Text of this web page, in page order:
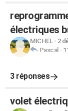
électriques
MICHEL- 2
Pascal -
3 réponses
volet